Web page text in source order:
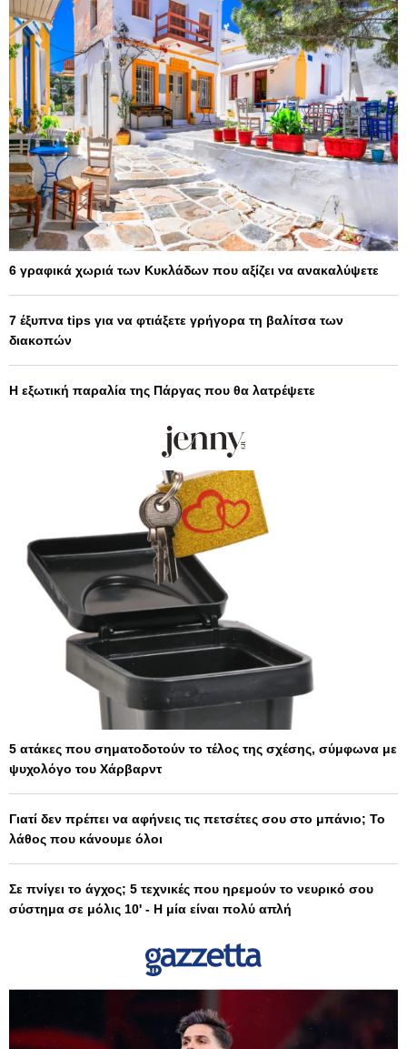
6 γραφικά χωριά των Κυκλάδων που αξίζει να ανακαλύψετε
7 έξυπνα tips για να φτιάξετε γρήγορα τη βαλίτσα των
διακοπών
Η εξωτική παραλία της Πάργας που θα λατρέψετε
5 ατάκες που σηματοδοτούν το τέλος της σχέσης, σύμφωνα με
ψυχολόγο του Χάρβαρντ
Γιατί δεν πρέπει να αφήνεις τις πετσέτες σου στο μπάνιο; Το
λάθος που κάνουμε όλοι
Σε πνίγει το άγχος; 5 τεχνικές που ηρεμούν το νευρικό σου
σύστημα σε μόλις 10' - Η μία είναι πολύ απλή